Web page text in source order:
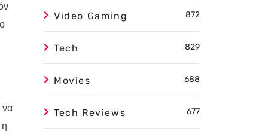
να
Video Gaming 872
Tech 829
Movies 688
Tech Reviews 677